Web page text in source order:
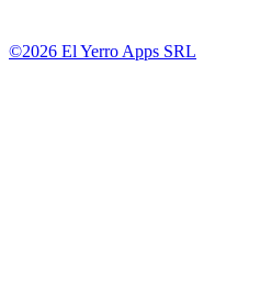
©2026 El Yerro Apps SRL